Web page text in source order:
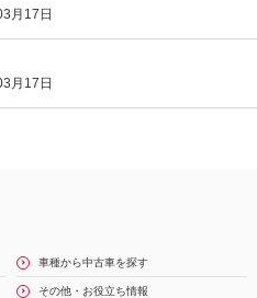
月17日
月17日
車種から中古車を探す
その他・お役立ち情報